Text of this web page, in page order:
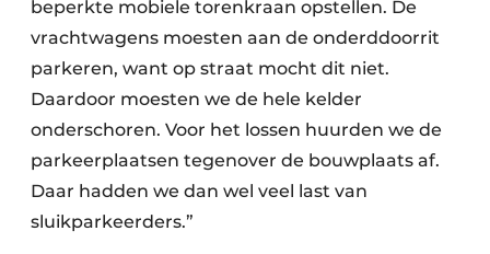
beperkte mobiele torenkraan opstellen. De
vrachtwagens moesten aan de onderddoorrit
parkeren, want op straat mocht dit niet.
Daardoor moesten we de hele kelder
onderschoren. Voor het lossen huurden we de
parkeerplaatsen tegenover de bouwplaats af.
Daar hadden we dan wel veel last van
sluikparkeerders.”